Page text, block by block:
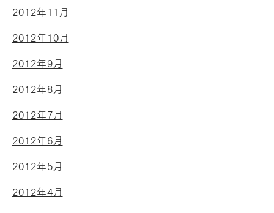
2012年11月
2012年10月
2012年9月
2012年8月
2012年7月
2012年6月
2012年5月
2012年4月